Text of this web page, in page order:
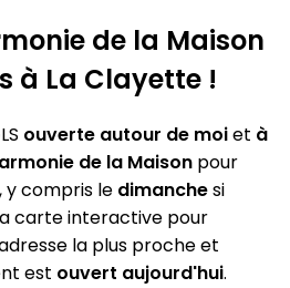
de la Maison
à La Clayette !
ouverte autour de moiet à
de la Maison pour
, y compris le dimanchesi
carte interactive pour
la plus proche et
est ouvert aujourd'hui.